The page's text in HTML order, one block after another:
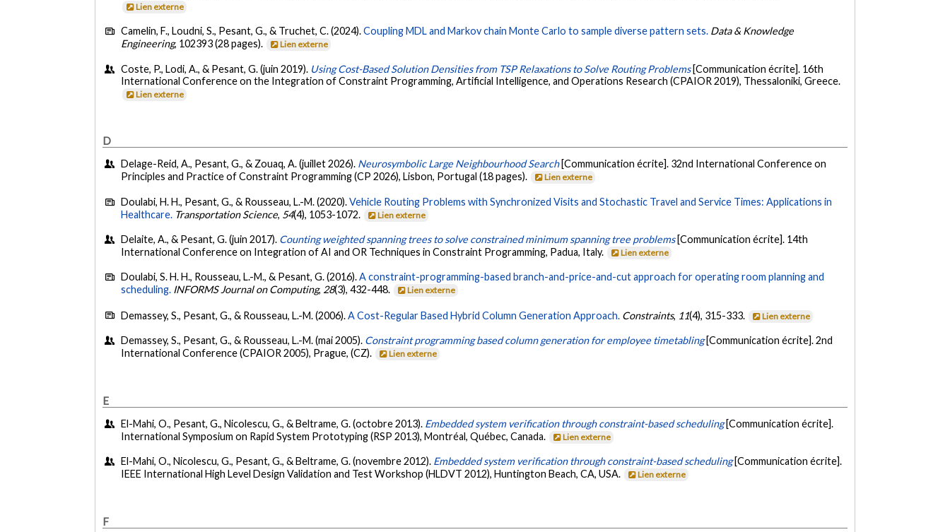
Lien externe
Camelin, F., Loudni, S., Pesant, G., & Truchet, C. (2024).Coupling MDL and Markov chain Monte Carlo to sample diverse pattern sets. Data & Knowledge
Engineering, 102393 (28 pages). Lien externe
Coste, P., Lodi, A., & Pesant, G. (juin 2019). Using Cost-Based Solution Densities from TSP Relaxations to Solve Routing Problems [Communication écrite]. 16th
International Conference on the Integration of Constraint Programming, Artificial Intelligence, and Operations Research (CPAIOR 2019), Thessaloniki, Greece.
Lien externe
D
Delage-Reid, A., Pesant, G., & Zouaq, A. (juillet 2026). Neurosymbolic Large Neighbourhood Search [Communication écrite]. 32nd International Conference on
Principles and Practice of Constraint Programming (CP 2026), Lisbon, Portugal (18 pages).
Lien externe
Doulabi, H. H., Pesant, G., & Rousseau, L.-M. (2020).Vehicle Routing Problems with Synchronized Visits and Stochastic Travel and Service Times: Applications in
Healthcare. Transportation Science, 54(4), 1053-1072. Lien externe
Delaite, A., & Pesant, G. (juin 2017). Counting weighted spanning trees to solve constrained minimum spanning tree problems [Communication écrite]. 14th
International Conference on Integration of AI and OR Techniques in Constraint Programming, Padua, Italy.
Lien externe
Doulabi, S. H. H., Rousseau, L.-M., & Pesant, G. (2016).A constraint-programming-based branch-and-price-and-cut approach for operating room planning and
scheduling. INFORMS Journal on Computing,28(3), 432-448. Lien externe
Demassey, S., Pesant, G., & Rousseau, L.-M. (2006).A Cost-Regular Based Hybrid Column Generation Approach. Constraints, 11(4), 315-333. Lien externe
Demassey, S., Pesant, G., & Rousseau, L.-M. (mai 2005). Constraint programming based column generation for employee timetabling [Communication écrite]. 2nd
International Conference (CPAIOR 2005), Prague, (CZ).
Lien externe
E
El-Mahi, O., Pesant, G., Nicolescu, G., & Beltrame, G. (octobre 2013). Embedded system verification through constraint-based scheduling [Communication écrite].
International Symposium on Rapid System Prototyping (RSP 2013), Montréal, Québec, Canada.
Lien externe
El-Mahi, O., Nicolescu, G., Pesant, G., & Beltrame, G. (novembre 2012). Embedded system verification through constraint-based scheduling [Communication écrite].
IEEE International High Level Design Validation and Test Workshop (HLDVT 2012), Huntington Beach, CA, USA.
Lien externe
F